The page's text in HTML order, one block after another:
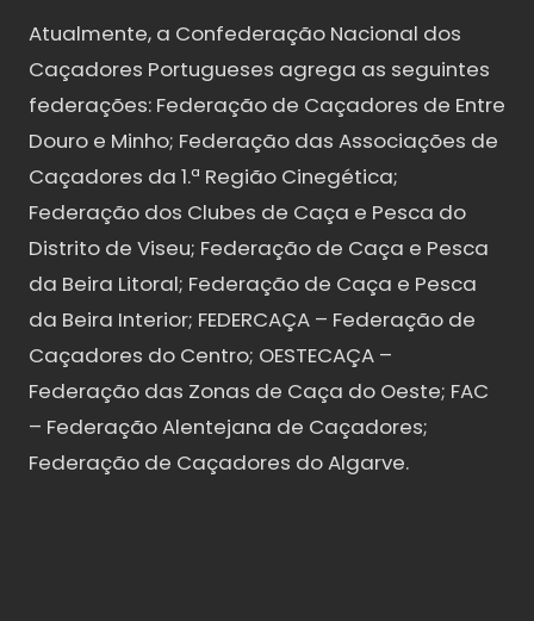
Atualmente, a Confederação Nacional dos
Caçadores Portugueses agrega as seguintes
federações: Federação de Caçadores de Entre
Douro e Minho; Federação das Associações de
Caçadores da 1.ª Região Cinegética;
Federação dos Clubes de Caça e Pesca do
Distrito de Viseu; Federação de Caça e Pesca
da Beira Litoral; Federação de Caça e Pesca
da Beira Interior; FEDERCAÇA – Federação de
Caçadores do Centro; OESTECAÇA –
Federação das Zonas de Caça do Oeste; FAC
– Federação Alentejana de Caçadores;
Federação de Caçadores do Algarve.